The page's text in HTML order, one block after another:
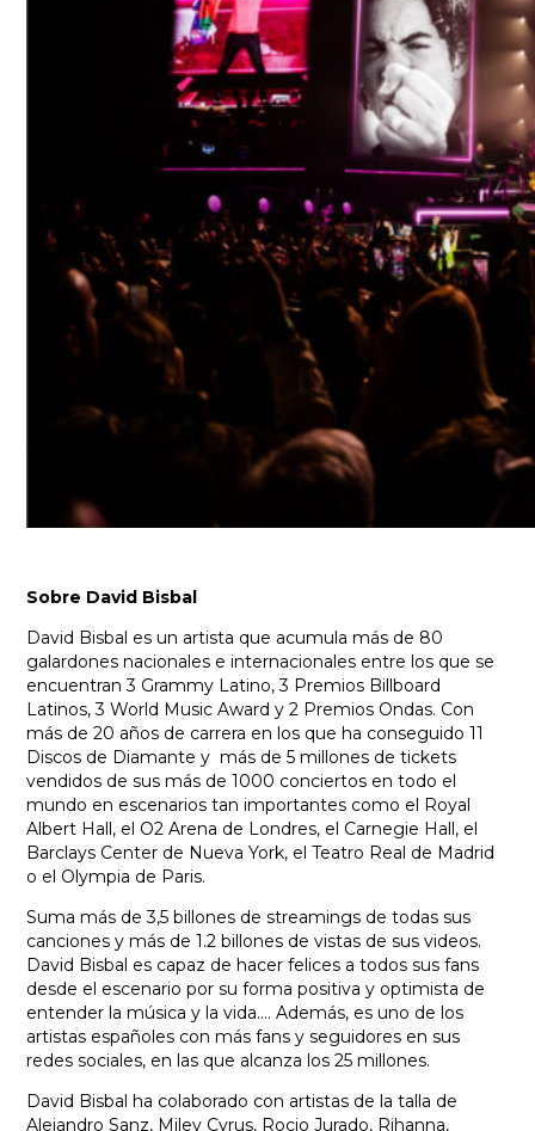
Sobre David Bisbal
David Bisbal es un artista que acumula más de 80
galardones nacionales e internacionales entre los que se
encuentran 3 Grammy Latino, 3 Premios Billboard
Latinos, 3 World Music Award y 2 Premios Ondas. Con
más de 20 años de carrera en los que ha conseguido 11
Discos de Diamante y más de 5 millones de tickets
vendidos de sus más de 1000 conciertos en todo el
mundo en escenarios tan importantes como el Royal
Albert Hall, el O2 Arena de Londres, el Carnegie Hall, el
Barclays Center de Nueva York, el Teatro Real de Madrid
o el Olympia de Paris.
Suma más de 3,5 billones de streamings de todas sus
canciones y más de 1.2 billones de vistas de sus videos.
David Bisbal es capaz de hacer felices a todos sus fans
desde el escenario por su forma positiva y optimista de
entender la música y la vida…. Además, es uno de los
artistas españoles con más fans y seguidores en sus
redes sociales, en las que alcanza los 25 millones.
David Bisbal ha colaborado con artistas de la talla de
Alejandro Sanz, Miley Cyrus, Rocio Jurado, Rihanna,